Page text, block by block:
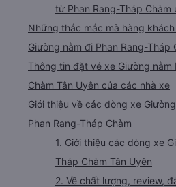
từ Phan Rang-Tháp Chàm
Những thắc mắc mà hàng
Giường nằm đi Phan Rang-Tháp
Thông tin đặt vé xe Giường nằm
Chàm Tân Uyên của các nhà xe
Giới thiệu về các dòng xe
Phan Rang-Tháp Chàm
1. Giới thiệu các dòng xe
Tháp Chàm Tân Uyên
2. Về chất lượng, review,